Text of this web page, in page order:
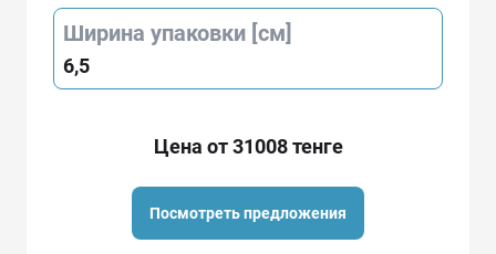
Ширина упаковки [см]
6,5
Цена от 31008 тенге
Посмотреть предложения